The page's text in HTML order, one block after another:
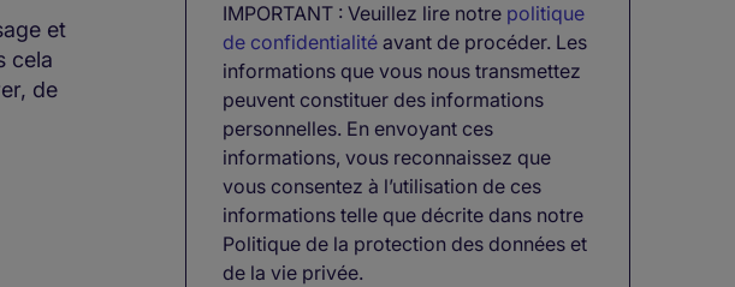
et
cela
de
IMPORTANT : Veuillez lire notre politique
de confidentialité avant de procéder. Les
informations que vous nous transmettez
peuvent constituer des informations
personnelles. En envoyant ces
informations, vous reconnaissez que
vous consentez à l’utilisation de ces
informations telle que décrite dans notre
Politique de la protection des données et
de la vie privée.